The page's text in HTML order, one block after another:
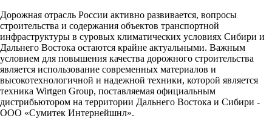
Дорожная отрасль России активно развивается, вопросы
строительства и содержания объектов транспортной
инфраструктуры в суровых климатических условиях Сибири и
Дальнего Востока остаются крайне актуальными. Важным
условием для повышения качества дорожного строительства
является использование современных материалов и
высокотехнологичной и надежной техники, которой является
техника Wirtgen Group, поставляемая официальным
дистрибьютором на территории Дальнего Востока и Сибири -
ООО «Сумитек Интернейшнл».